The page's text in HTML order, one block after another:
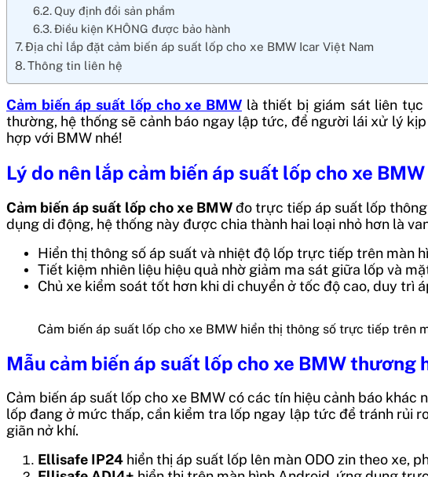
Quy định đổi sản phẩm
Điều kiện KHÔNG được bảo hành
Địa chỉ lắp đặt cảm biến áp suất lốp cho xe BMW Icar Việt Nam
Thông tin liên hệ
Cảm biến áp suất lốp cho xe BMW là thiết bị giám sát liên tục
thường, hệ thống sẽ cảnh báo ngay lập tức, để người lái xử lý
hợp với BMW nhé!
Lý do nên lắp cảm biến áp suất lốp cho xe BMW
Cảm biến áp suất lốp cho xe BMWđo trực tiếp áp suất lốp
dụng di động, hệ thống này được chia thành hai loại nhỏ hơn là
Hiển thị thông số áp suất và nhiệt độ lốp trực tiếp trên màn
Tiết kiệm nhiên liệu hiệu quả nhờ giảm ma sát giữa lốp và
Chủ xe kiểm soát tốt hơn khi di chuyển ở tốc độ cao, duy trì
Cảm biến áp suất lốp cho xe BMW hiển thị thông số trực tiếp trên
Mẫu cảm biến áp suất lốp cho xe BMW thương
Cảm biến áp suất lốp cho xe BMW có các tín hiệu cảnh báo
lốp đang ở mức thấp, cần kiểm tra lốp ngay lập tức để tránh rủi
giãn nở khí.
Ellisafe IP24 hiển thị áp suất lốp lên màn ODO zin theo xe,